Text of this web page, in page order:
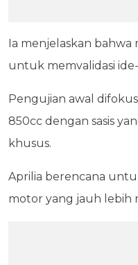
Ia menjelaskan
untuk memvalidasi
Pengujian awal
850cc dengan sasis
khusus.
Aprilia berencana
motor yang jauh lebih